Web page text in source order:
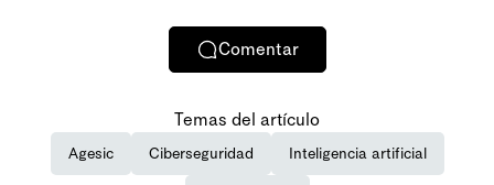
Comentar
Temas del artículo
Agesic Ciberseguridad Inteligencia artificial